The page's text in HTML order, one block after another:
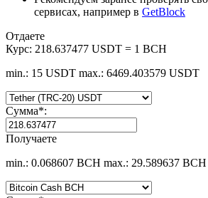
сервисах, например в GetBlock
Отдаете
Курс: 218.637477 USDT = 1 BCH
min.: 15 USDT max.: 6469.403579 USDT
Сумма*:
Получаете
min.: 0.068607 BCH max.: 29.589637 BCH